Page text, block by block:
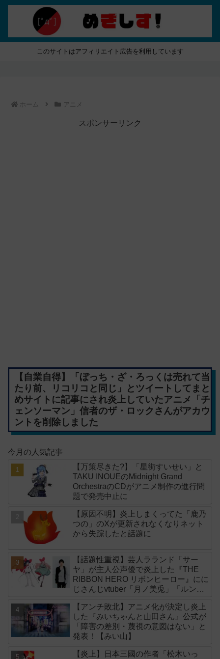
このサイトはアフィリエイト広告を利用しています
ホーム アニメ
スポンサーリンク
【自業自得】「ぼっち・ざ・ろっくは売れて当
たり前、リコリコと同じ」とツイートしてまと
めサイトに記事にされ炎上していたアニメ「チ
ェンソーマン」信者のザ・ロックさんがアカウ
ントを削除しました
今月の人気記事
【万策尽きた?】「星街すいせい」と
TAKU INOUEのMidnight Grand
OrchestraのCDがアニメ制作の進行問
題で発売中止に
【原因不明】炎上しまくってた「鹿乃
つの」のXが更新されなくなりネット
から失踪したと話題に
【話題性重視】芸人ラランド「サー
ヤ」が主人公声優で炎上した『THE
RIBBON HERO リボンヒーロー』にに
じさんじvtuber「月ノ美兎」「ルンル
【アンチ敗北】アニメ化が決定し炎上
した『みいちゃんと山田さん』公式が
「障害の差別・蔑視の意図はない」と
発表！【みい山】
【炎上】日本三國の作者「松木いっ